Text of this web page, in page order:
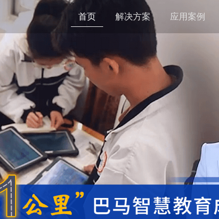
首页 解决方案 应用案例